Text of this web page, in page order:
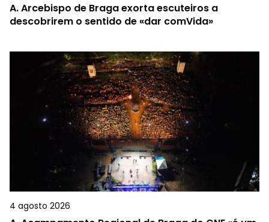
A.Arcebispo de Braga exorta escuteiros a
descobrirem o sentido de «dar comVida»
4 agosto 2026